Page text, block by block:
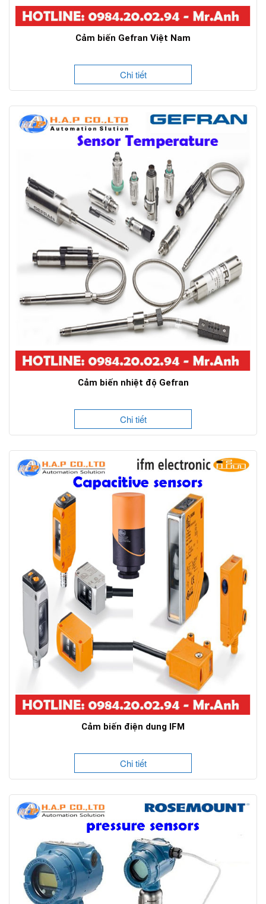
Cảm biến Gefran Việt Nam
Chi tiết
Cảm biến nhiệt độ Gefran
Chi tiết
Cảm biến điện dung IFM
Chi tiết